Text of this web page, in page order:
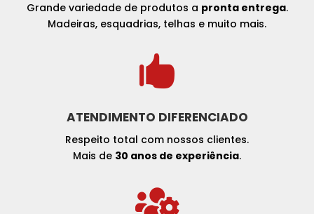
Grande variedade de produtos a pronta entrega.
Madeiras, esquadrias, telhas e muito mais.

ATENDIMENTO DIFERENCIADO
Respeito total com nossos clientes.
Mais de 30 anos de experiência.
